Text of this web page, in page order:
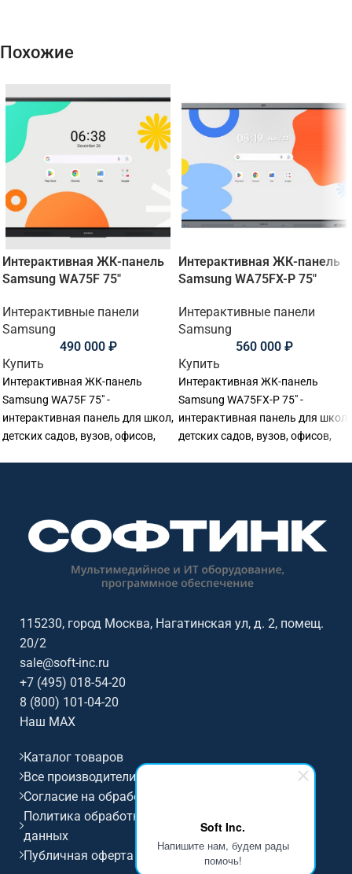
Soft Inc.
Напишите нам, будем рады
помочь!
Похожие
Интерактивная ЖК-панель
Samsung WA75F 75"
Интерактивные панели
Samsung
490 000 ₽
Купить
Интерактивная ЖК-панель
Samsung WA75F 75" -
интерактивная панель для школ,
детских садов, вузов, офисов,
3840x2160@60Гц (16:9), сенсор:
20 касаний, яркость: 400, ос /
совместимость: Android.
Интерактивная ЖК-панель
Samsung WA75FX-P 75"
Интерактивные панели
Samsung
560 000 ₽
Купить
Интерактивная ЖК-панель
Samsung WA75FX-P 75" -
интерактивная панель для школ,
детских садов, вузов, офисов,
3840x2160@60Гц (16:9), сенсор:
50 касаний, яркость: 450, ос /
совместимость: Android.
115230, город Москва, Нагатинская ул, д. 2, помещ.
20/2
sale@soft-inc.ru
+7 (495) 018-54-20
8 (800) 101-04-20
Наш MAX
Каталог товаров
Все производители
Согласие на обработку персональных данных
Политика обработки и защиты персональных
данных
Публичная оферта